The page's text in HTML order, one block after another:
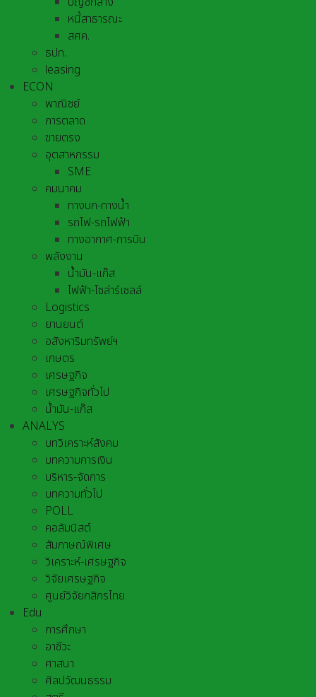
หนี้สาธารณะ
สศค.
ธปท.
leasing
ECON
พาณิชย์
การตลาด
ขายตรง
อุตสาหกรรม
SME
คมนาคม
ทางบก-ทางน้ำ
รถไฟ-รถไฟฟ้า
ทางอากาศ-การบิน
พลังงาน
น้ำมัน-แก๊ส
ไฟฟ้า-โซล่าร์เซลล์
Logistics
ยานยนต์
อสังหาริมทรัพย์ฯ
เกษตร
เศรษฐกิจ
เศรษฐกิจทั่วไป
น้ำมัน-แก๊ส
ANALYS
บทวิเคราะห์สังคม
บทความการเงิน
บริหาร-จัดการ
บทความทั่วไป
POLL
คอลัมนิสต์
สัมภาษณ์พิเศษ
วิเคราะห์-เศรษฐกิจ
วิจัยเศรษฐกิจ
ศูนย์วิจัยกสิกรไทย
Edu
การศึกษา
อาชีวะ
ศาสนา
ศิลปวัฒนธรรม